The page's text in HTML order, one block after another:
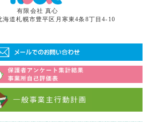
有限会社 真心
海道札幌市豊平区月寒東4条8丁目4-10